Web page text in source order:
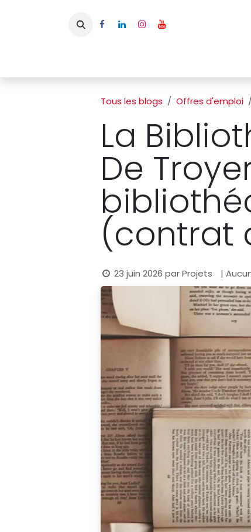
Tous les blogs Offres d'emploi
La
De
(contrat
23 juin 2026 parProjets |